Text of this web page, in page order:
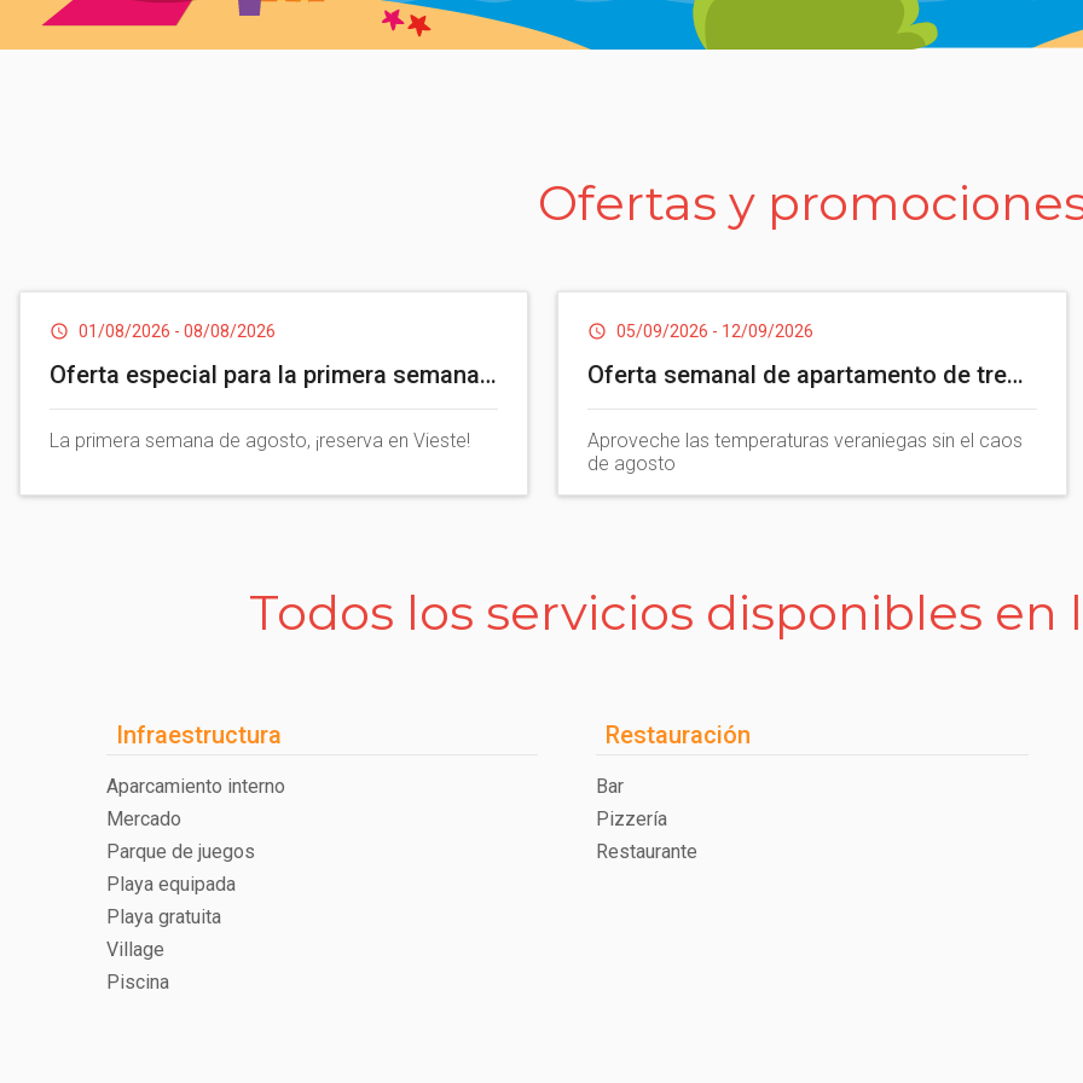
Ofertas y
01/08/2026 - 08/08/2026
Oferta especial para la primera semana
de agosto
La primera semana de agosto, ¡reserva en Vieste!
05/09/2026 - 12/09/2026
Oferta semanal de apartamento de tres
habitaciones en septiembre
Aproveche las temperaturas veraniegas sin el caos
de agosto
Todos los servicios disponibles
Infraestructura
Aparcamiento interno
Mercado
Parque de juegos
Playa equipada
Playa gratuita
Village
Piscina
Restauración
Bar
Pizzería
Restaurante